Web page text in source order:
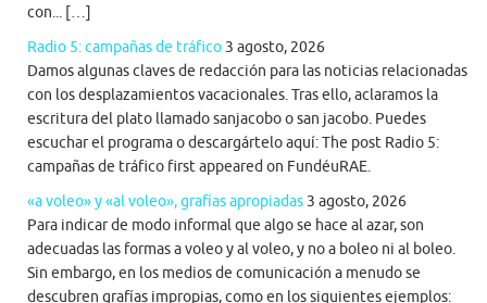
con... […]
Radio 5: campañas de tráfico 3 agosto, 2026
Damos algunas claves de redacción para las noticias relacionadas
con los desplazamientos vacacionales. Tras ello, aclaramos la
escritura del plato llamado sanjacobo o san jacobo. Puedes
escuchar el programa o descargártelo aquí: The post Radio 5:
campañas de tráfico first appeared on FundéuRAE.
«a voleo» y «al voleo», grafías apropiadas 3 agosto, 2026
Para indicar de modo informal que algo se hace al azar, son
adecuadas las formas a voleo y al voleo, y no a boleo ni al boleo.
Sin embargo, en los medios de comunicación a menudo se
descubren grafías impropias, como en los siguientes ejemplos: